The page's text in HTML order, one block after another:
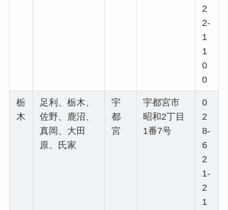
2
2-
1
1
0
0
栃
木
足利、栃木、
佐野、鹿沼、
真岡、大田
原、氏家
宇
都
宮
宇都宮市
昭和2丁目
1番7号
0
2
8-
6
2
1-
2
1